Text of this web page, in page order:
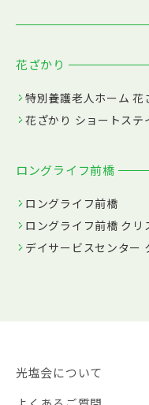
花ざかり
特別養護老人ホーム 花
花ざかり ショートステ
ロングライフ前橋
ロングライフ前橋
ロングライフ前橋 クリ
デイサービスセンター
光塩会について